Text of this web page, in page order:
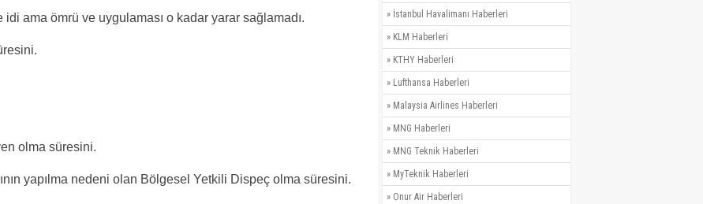
idi ama ömrü ve uygulaması o kadar yarar sağlamadı.
olma süresini.
yapılma nedeni olan Bölgesel Yetkili Dispeç olma süresini.
» İstanbul Havalimanı Haberleri
» KLM Haberleri
» KTHY Haberleri
» Lufthansa Haberleri
» Malaysia Airlines Haberleri
» MNG Haberleri
» MNG Teknik Haberleri
» MyTeknik Haberleri
» Onur Air Haberleri